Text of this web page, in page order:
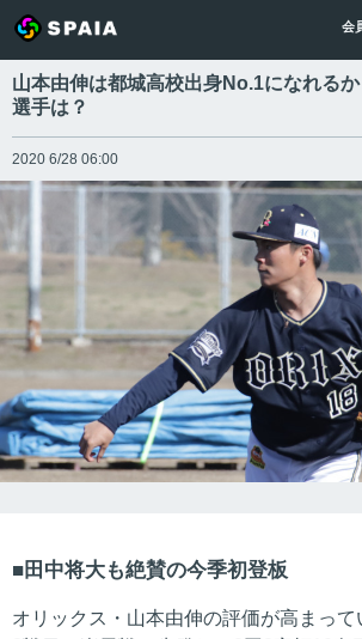
会
山本由伸は都城高校出身No.1になれる
選手は？
2020 6/28 06:00
田中将大も絶賛の今季初登板
オリックス・山本由伸の評価が高まっ